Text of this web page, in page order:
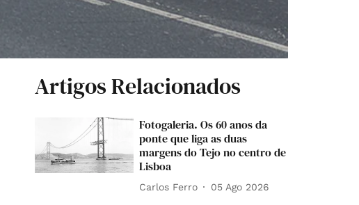
Artigos Relacionados
Fotogaleria. Os 60 anos da
ponte que liga as duas
margens do Tejo no centro de
Lisboa
Carlos Ferro 05 Ago 2026